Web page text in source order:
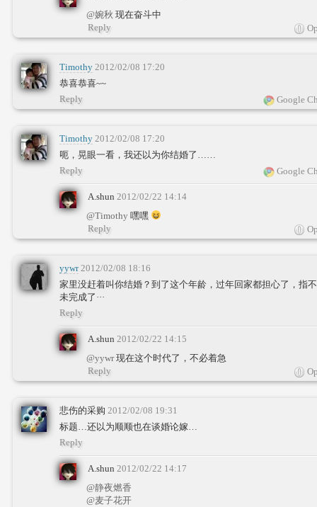
@婉秋 现在奋斗中
Reply
Timothy 2012/02/08 17:20
恭喜恭喜~~
Google
Reply
Timothy 2012/02/08 17:20
呃，晃眼一看，我还以为你结婚了……
Google
Reply
A.shun 2012/02/22 14:14
@Timothy 嘿嘿
Reply
yywr 2012/02/08 18:16
家里没赶着叫你结婚？到了这个年龄，过年回家都担心了，指
未完成了···
Reply
A.shun 2012/02/22 14:15
@yywr现在这个时代了，不必着急
Reply
悲伤的采购 2012/02/08 19:31
标题…还以为顺顺也在谈婚论嫁…
Reply
A.shun 2012/02/22 14:17
@静夜燃香
@麦子花开